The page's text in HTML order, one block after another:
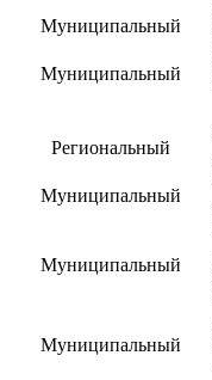
Муниципальный
Муниципальный
Региональный
Муниципальный
Муниципальный
Муниципальный